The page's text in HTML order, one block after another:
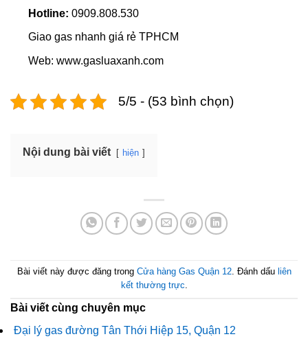
Hotline: 0909.808.530
Giao gas nhanh giá rẻ TPHCM
Web: www.gasluaxanh.com
5/5 - (53 bình chọn)
Nội dung bài viết hiện
Bài viết này được đăng trong Cửa hàng Gas Quận 12. Đánh dấu liên
kết thường trực.
Bài viết cùng chuyên mục
Đại lý gas đường Tân Thới Hiệp 15, Quận 12